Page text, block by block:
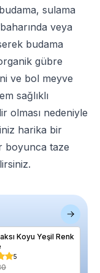
sulama
veya
budama
gübre
ve bol meyve
sağlıklı
olması nedeniyle
harika bir
boyunca taze
Koyu Yeşil Renk
5